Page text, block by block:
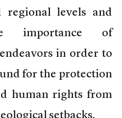
levels and
importance of
in order to
for the protection
human rights from
setbacks.